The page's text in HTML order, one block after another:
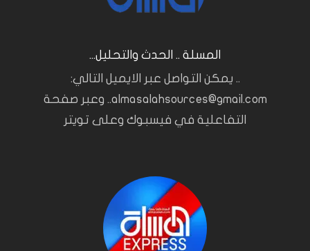
المسلة .. الحدث والتحليل...
.. يمكن التواصل عبر الايميل التالي:
almasalahsources@gmail.com.. وعبر صفحة
التفاعلية في فيسبوك وعلى تويتر